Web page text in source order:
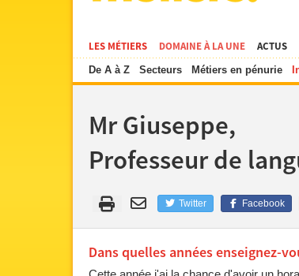
LES MÉTIERS
De A à Z Secteurs Métiers en pénurie
DOMAINE À LA UNE ACTUS
Mr Giuseppe,
Professeur de
Twitter Facebook
Dans quelles années enseignez-